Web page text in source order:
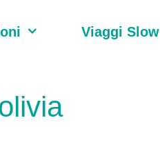
Viaggi Slow